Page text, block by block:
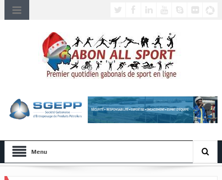
Menu